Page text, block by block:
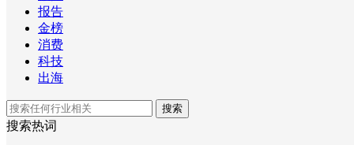
报告
金榜
消费
科技
出海
搜索
搜索热词